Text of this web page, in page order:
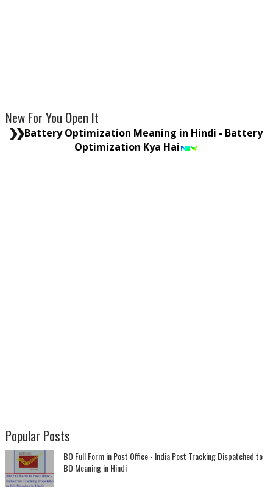
New For You Open It
Battery Optimization Meaning in Hindi - Battery
Optimization Kya Hai
Popular Posts
BO Full Form in Post Office - India Post Tracking Dispatched to
BO Meaning in Hindi